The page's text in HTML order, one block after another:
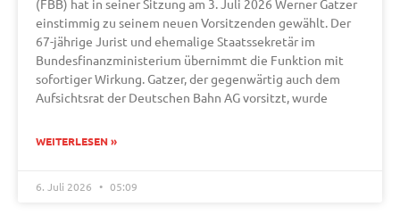
(FBB) hat in seiner Sitzung am 3. Juli 2026 Werner Gatzer
einstimmig zu seinem neuen Vorsitzenden gewählt. Der
67-jährige Jurist und ehemalige Staatssekretär im
Bundesfinanzministerium übernimmt die Funktion mit
sofortiger Wirkung. Gatzer, der gegenwärtig auch dem
Aufsichtsrat der Deutschen Bahn AG vorsitzt, wurde
WEITERLESEN »
6. Juli 2026 05:09